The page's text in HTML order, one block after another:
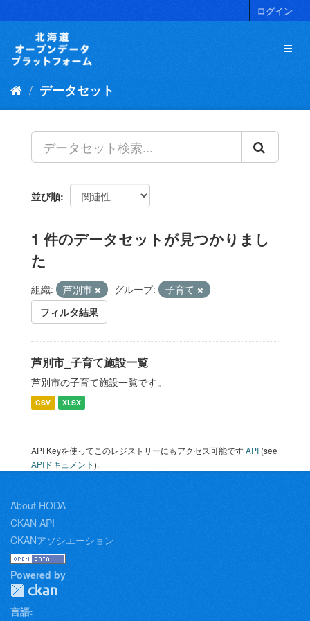
キ
ログイン
データセット
並び順
1 件のデータセットが見つかりまし
た
組織: 芦別市 グループ:
子育て
フィルタ結果
芦別市_子育て施設一覧
芦別市の子育て施設一覧です。
CSV XLSX
API Keyを使ってこのレジストリーにもアクセス可能ですAPI (see
APIドキュメント).
About HODA
CKAN API
CKANアソシエーション
Powered by
言語